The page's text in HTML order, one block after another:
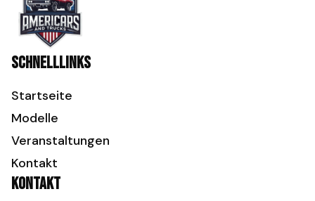
Schnelllinks
Startseite
Modelle
Veranstaltungen
Kontakt
Kontakt